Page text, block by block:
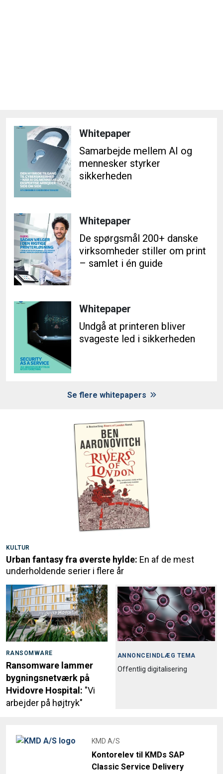
Whitepaper
Samarbejde mellem AI og
mennesker styrker
sikkerheden
Whitepaper
De spørgsmål 200+ danske
virksomheder stiller om print
– samlet i én guide
Whitepaper
Undgå at printeren bliver
svageste led i sikkerheden
Se flere whitepapers
KULTUR
Urban fantasy fra øverste hylde: En af de mest
underholdende serier i flere år
RANSOMWARE
Ransomware lammer
bygningsnetværk på
Hvidovre Hospital: "Vi
arbejder på højtryk"
ANNONCEINDLÆG TEMA
Offentlig digitalisering
KMD A/S
Kontorelev til KMDs SAP
Classic Service Delivery